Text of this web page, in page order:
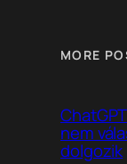
MORE
nem
dolgozik